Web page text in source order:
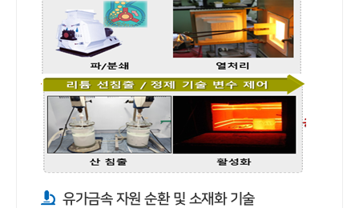
유가금속 자원 순환 및 소재화 기술